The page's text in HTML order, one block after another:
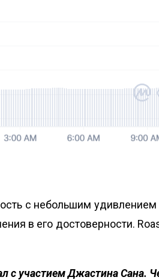
с небольшим
в его достоверности.
участием Джастина Сана.